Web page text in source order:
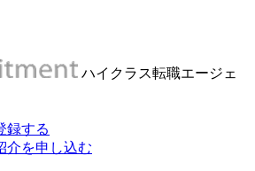
ハイクラス転職エージェ
録する
介を申し込む